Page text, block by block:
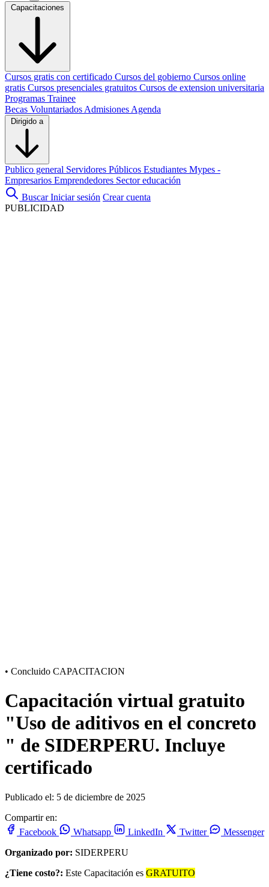
Capacitaciones
Cursos gratis con certificado Cursos del gobierno Cursos online
gratis Cursos presenciales gratuitos Cursos de extension universitaria
Programas Trainee
Becas Voluntariados Admisiones Agenda
Dirigido a
Publico general Servidores Públicos Estudiantes Mypes -
Empresarios Emprendedores Sector educación
Buscar Iniciar sesión Crear cuenta
PUBLICIDAD
• Concluido CAPACITACION
Capacitación virtual gratuito
"Uso de aditivos en el concreto​
" de SIDERPERU. Incluye
certificado
Publicado el: 5 de diciembre de 2025
Compartir en:
Facebook
Whatsapp LinkedIn Twitter
Messenger
Organizado por: SIDERPERU
¿Tiene costo?: Este Capacitación es GRATUITO